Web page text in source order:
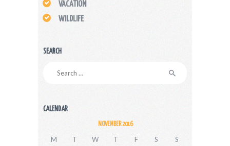
VACATION
WILDLIFE
SEARCH
CALENDAR
NOVEMBER 2016
M T W T F S
S